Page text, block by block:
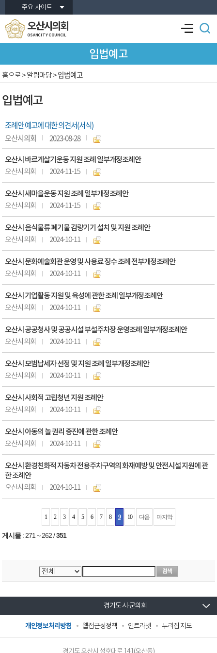
본문바로가기주요 사이트
오산시의회
OSANCITY COUNCIL
입법예고
입법예고
홈으로> 알림마당 >입법예고
조례안 예고에 대한 의견서(서식)
오산시의회 2023-08-28
오산시 바르게살기운동 지원 조례 일부개정조례안
오산시의회 2024-11-15
오산시 새마을운동 지원 조례 일부개정조례안
오산시의회 2024-11-15
오산시 음식물류 폐기물 감량기기 설치 및 지원 조례안
오산시의회 2024-10-11
오산시 문화예술회관 운영 및 사용료 징수 조례 전부개정조례안
오산시의회 2024-10-11
오산시 기업활동 지원 및 육성에 관한 조례 일부개정조례안
오산시의회 2024-10-11
오산시 공공청사 및 공공시설 부설주차장 운영조례 일부개정조례안
오산시의회 2024-10-11
오산시 모범납세자 선정 및 지원 조례 일부개정조례안
오산시의회 2024-10-11
오산시 사회적 고립청년 지원 조례안
오산시의회 2024-10-11
오산시 아동의 놀 권리 증진에 관한 조례안
오산시의회 2024-10-11
오산시 환경친화적 자동차 전용주차구역의 화재예방 및 안전시설 지원에 관
한 조례안
오산시의회 2024-10-11
1 2 3 4 5 6 7 8 9 10 다음 마지막
게시물:271 ~ 262 /351
경기도 시·군의회
개인정보처리방침 웹접근성정책 인트라넷 누리집 지도